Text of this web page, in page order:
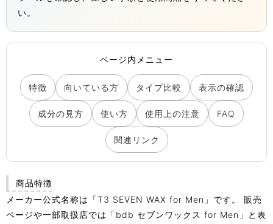
い。
ページ内メニュー
特徴 向いている方 タイプ比較 表示の確認
成分の見方 使い方 使用上の注意 FAQ
関連リンク
商品特徴
メーカー公式名称は「T3 SEVEN WAX for Men」です。 販売
ページや一部取扱店では「bdb セブンワックス for Men」と表